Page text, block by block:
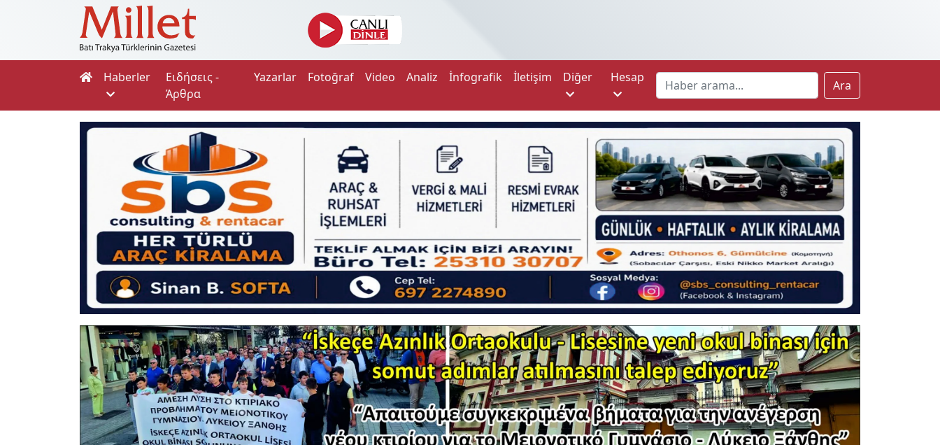
Haberler
Ειδήσεις -
Άρθρα
Yazarlar Fotoğraf Video Analiz İnfografik İletişim Diğer Hesap
Ara